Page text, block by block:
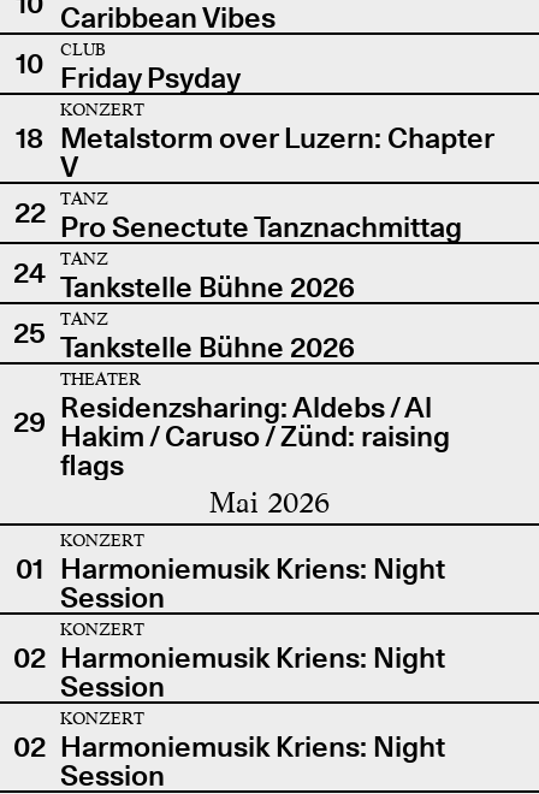
Caribbean Vibes
10
CLUB
Friday Psyday
18
KONZERT
Metalstorm over Luzern: Chapter
V
22
TANZ
Pro Senectute Tanznachmittag
24
TANZ
Tankstelle Bühne 2026
25
TANZ
Tankstelle Bühne 2026
29
THEATER
Residenzsharing: Aldebs / Al
Hakim / Caruso / Zünd: raising
flags
Mai 2026
01
KONZERT
Harmoniemusik Kriens: Night
Session
02
KONZERT
Harmoniemusik Kriens: Night
Session
02
KONZERT
Harmoniemusik Kriens: Night
Session